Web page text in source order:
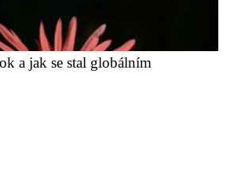
a jak se stal globálním